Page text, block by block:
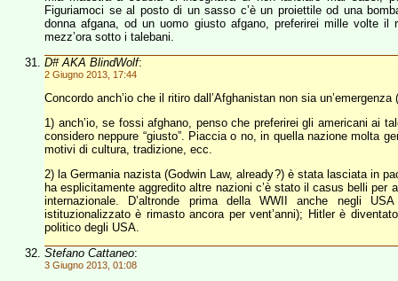
Figuriamoci se al posto di un sasso c’è un proiettile od una
donna afgana, od un uomo giusto afgano, preferirei mille volte
mezz’ora sotto i talebani.
D# AKA BlindWolf:
2 Giugno 2013, 17:44
Concordo anch’io che il ritiro dall’Afghanistan non sia
1) anch’io, se fossi afghano, penso che preferirei gli americani ai
considero neppure “giusto”. Piaccia o no, in quella nazione molta
motivi di cultura, tradizione, ecc.
2) la Germania nazista (Godwin Law, already?) è stata lasciata in
ha esplicitamente aggredito altre nazioni c’è stato il casus belli
internazionale. D’altronde prima della WWII anche negli
istituzionalizzato è rimasto ancora per vent’anni); Hitler è
politico degli USA.
Stefano Cattaneo:
3 Giugno 2013, 01:08